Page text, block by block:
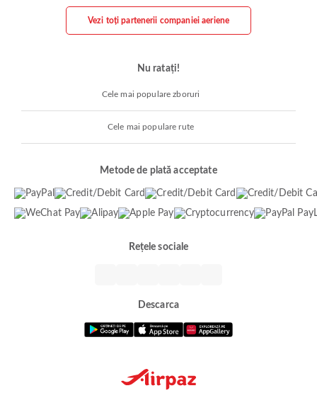
Vezi toți partenerii companiei aeriene
Nu ratați!
Cele mai populare zboruri
Cele mai populare rute
Metode de plată acceptate
Rețele sociale
Descarca